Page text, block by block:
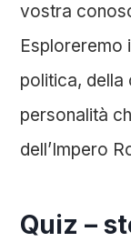
vostra
Esploreremo
politica, della
personalità
dell’Impero
Quiz –